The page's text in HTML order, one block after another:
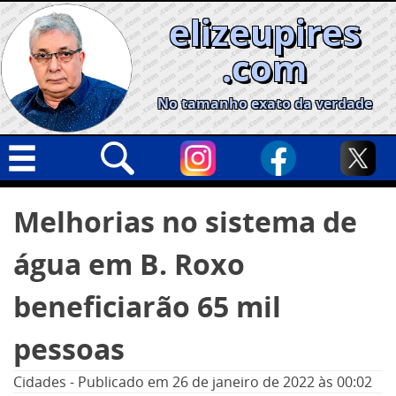
Skip
to
content
elizeupires
.com
No tamanho exato da verdade
Geral
Cidades
Política
Opinião
Informe especial
por:
Melhorias no sistema de
água em B. Roxo
beneficiarão 65 mil
pessoas
Cidades - Publicado em 26 de janeiro de 2022às 00:02